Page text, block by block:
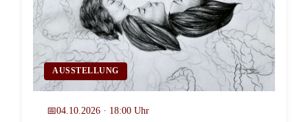
AUSSTELLUNG
📅04.10.2026 · 18:00 Uhr